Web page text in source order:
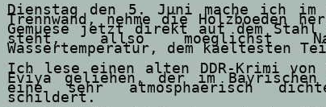
Dienstag den 5. Juni mache ich im
Trennwand, nehme die Holzboeden
Gemuese jetzt direkt auf dem
steht, allso moeglichst
Wassertemperatur, dem kaeltesten
Ich lese einen alten DDR-Krimi von
Eviya geliehen, der im
eine sehr atmosphaerisch
schildert.